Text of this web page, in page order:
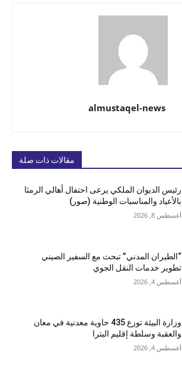
almustaqel-news
مقالات ذات صلة
رئيس الديوان الملكي يرعى احتفال أهالي الرمثا
بالأعياد والمناسبات الوطنية (صور)
أغسطس 8, 2026
“الطيران المدني” تبحث مع السفير الصيني
تطوير خدمات النقل الجوي
أغسطس 4, 2026
وزارة البيئة توزع 435 حاوية معدنية في معان
والعقبة وسلطة إقليم البترا
أغسطس 4, 2026